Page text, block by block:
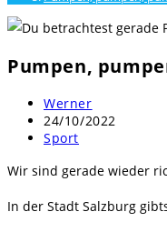
Pumpen,
Beitrags-
Autor:
Werner
Beitrag
veröffentlicht:
24/10/2022
Beitrags-
Sport
Wir sind gerade wieder
In der Stadt Salzburg